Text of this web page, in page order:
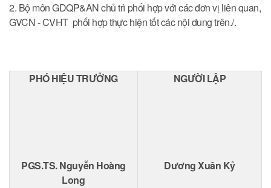
2. Bộ môn GDQP&AN chủ trì phối hợp với các đơn vị liên quan,
GVCN - CVHT phối hợp thực hiện tốt các nội dung trên./.
PHÓ HIỆU TRƯỞNG
PGS.TS. Nguyễn Hoàng
Long
NGƯỜI LẬP
Dương Xuân Kỷ